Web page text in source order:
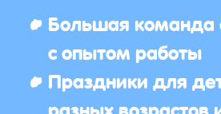
Большая команда
с опытом работы
Праздники для